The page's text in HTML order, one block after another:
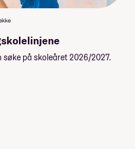
-61 952,-
-92 928,-
det.
søke på skoleåret 2026/2027.